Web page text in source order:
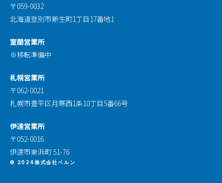
〒059-0032
北海道登別市新生町1丁目17番地1
室蘭営業所
※移転準備中
札幌営業所
〒062-0021
札幌市豊平区月寒西1条10丁目5番66号
伊達営業所
〒052-0016
伊達市東浜町 51-76
© 2024株式会社ベルン